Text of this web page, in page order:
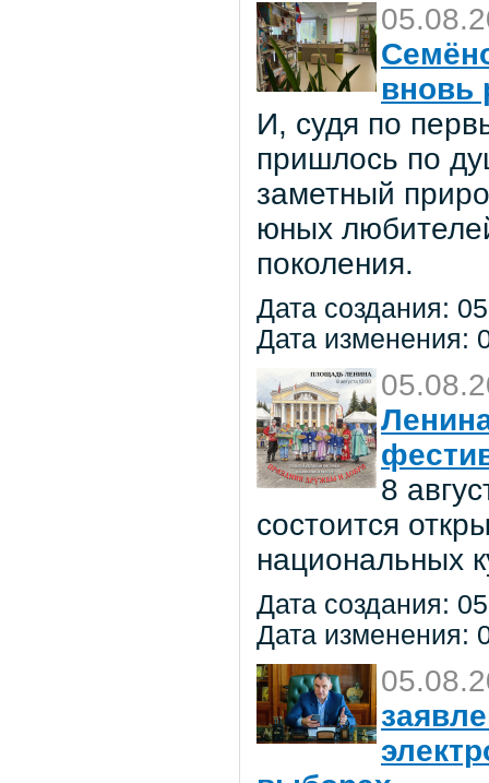
вновь
И, судя по
пришлось по
заметный
юных
поколения.
Дата создания:
Дата изменения:
8
состоится
национальных
Дата создания:
Дата изменения: